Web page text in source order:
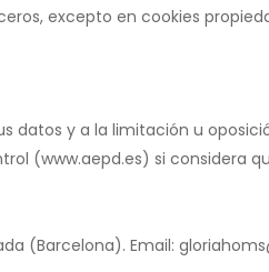
excepto en cookies
datos y a la limitación u
(www.aepd.es) si considera
(Barcelona). Email: